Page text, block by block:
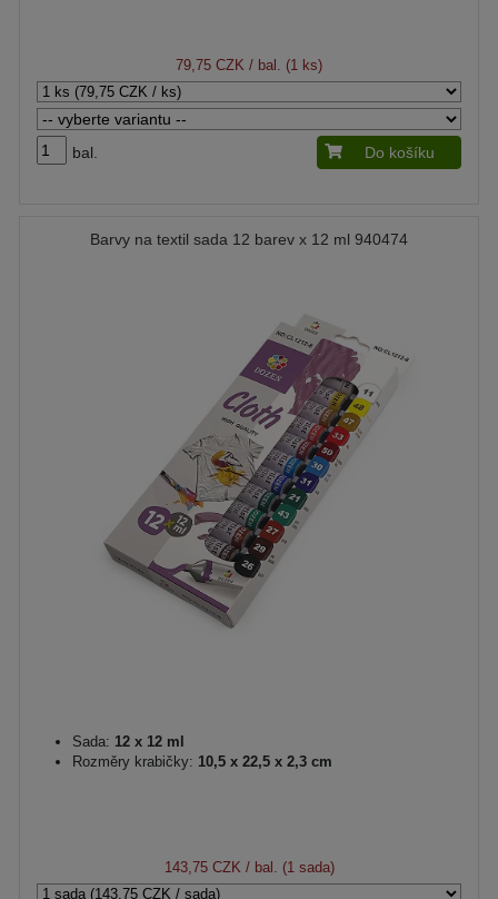
79,75 CZK / bal. (1 ks)
bal. Do košíku
Barvy na textil sada 12 barev x 12 ml 940474
Sada: 12 x 12 ml
Rozměry krabičky: 10,5 x 22,5 x 2,3 cm
143,75 CZK / bal. (1 sada)